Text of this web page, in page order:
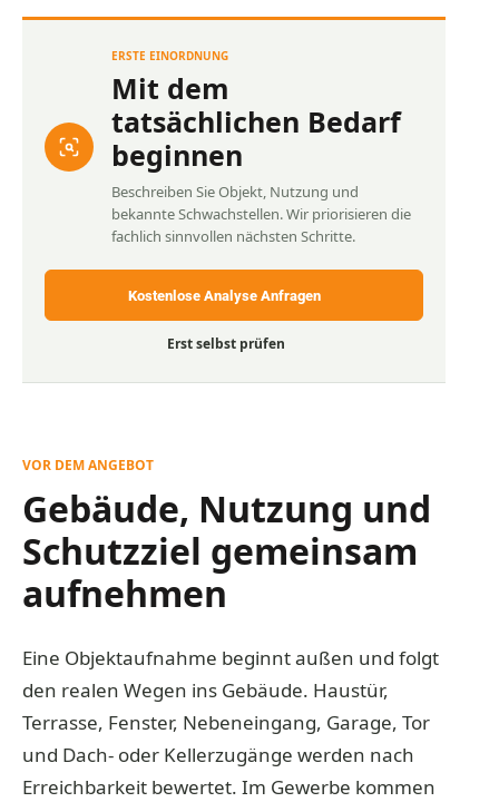
ERSTE EINORDNUNG
Mit dem
tatsächlichen Bedarf
beginnen
Beschreiben Sie Objekt, Nutzung und
bekannte Schwachstellen. Wir priorisieren die
fachlich sinnvollen nächsten Schritte.
Kostenlose Analyse Anfragen
Erst selbst prüfen
VOR DEM ANGEBOT
Gebäude, Nutzung und
Schutzziel gemeinsam
aufnehmen
Eine Objektaufnahme beginnt außen und folgt
den realen Wegen ins Gebäude. Haustür,
Terrasse, Fenster, Nebeneingang, Garage, Tor
und Dach- oder Kellerzugänge werden nach
Erreichbarkeit bewertet. Im Gewerbe kommen